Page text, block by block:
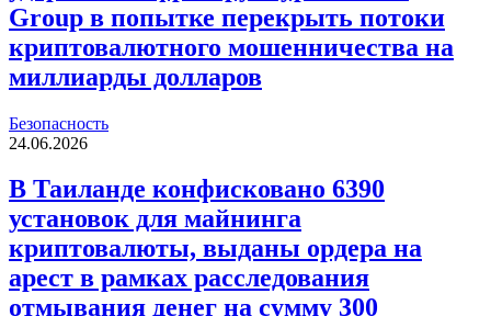
Group в попытке перекрыть потоки
криптовалютного мошенничества на
миллиарды долларов
Безопасность
24.06.2026
В Таиланде конфисковано 6390
установок для майнинга
криптовалюты, выданы ордера на
арест в рамках расследования
отмывания денег на сумму 300